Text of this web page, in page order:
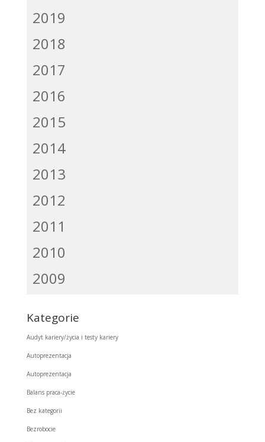
2019
2018
2017
2016
2015
2014
2013
2012
2011
2010
2009
Kategorie
Audyt kariery/życia i testy kariery
Autoprezentacja
Autoprezentacja
Balans praca-życie
Bez kategorii
Bezrobocie